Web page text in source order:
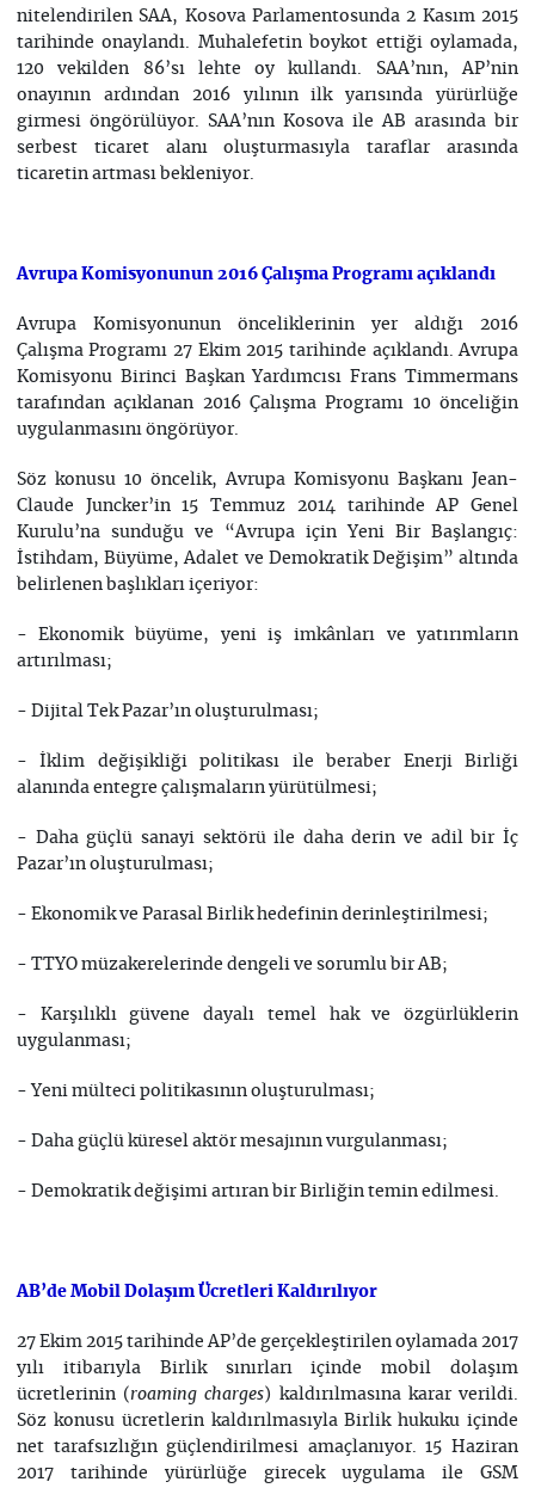
nitelendirilen SAA, Kosova Parlamentosunda 2 Kasım 2015
tarihinde onaylandı. Muhalefetin boykot ettiği oylamada,
120 vekilden 86’sı lehte oy kullandı. SAA’nın, AP’nin
onayının ardından 2016 yılının ilk yarısında yürürlüğe
girmesi öngörülüyor. SAA’nın Kosova ile AB arasında bir
serbest ticaret alanı oluşturmasıyla taraflar arasında
ticaretin artması bekleniyor.
Avrupa Komisyonunun 2016 Çalışma Programı açıklandı
Avrupa Komisyonunun önceliklerinin yer aldığı 2016
Çalışma Programı 27 Ekim 2015 tarihinde açıklandı. Avrupa
Komisyonu Birinci Başkan Yardımcısı Frans Timmermans
tarafından açıklanan 2016 Çalışma Programı 10 önceliğin
uygulanmasını öngörüyor.
Söz konusu 10 öncelik, Avrupa Komisyonu Başkanı Jean-
Claude Juncker’in 15 Temmuz 2014 tarihinde AP Genel
Kurulu’na sunduğu ve “Avrupa için Yeni Bir Başlangıç:
İstihdam, Büyüme, Adalet ve Demokratik Değişim” altında
belirlenen başlıkları içeriyor:
- Ekonomik büyüme, yeni iş imkânları ve yatırımların
artırılması;
- Dijital Tek Pazar’ın oluşturulması;
- İklim değişikliği politikası ile beraber Enerji Birliği
alanında entegre çalışmaların yürütülmesi;
- Daha güçlü sanayi sektörü ile daha derin ve adil bir İç
Pazar’ın oluşturulması;
- Ekonomik ve Parasal Birlik hedefinin derinleştirilmesi;
- TTYO müzakerelerinde dengeli ve sorumlu bir AB;
- Karşılıklı güvene dayalı temel hak ve özgürlüklerin
uygulanması;
- Yeni mülteci politikasının oluşturulması;
- Daha güçlü küresel aktör mesajının vurgulanması;
- Demokratik değişimi artıran bir Birliğin temin edilmesi.
AB’de Mobil Dolaşım Ücretleri Kaldırılıyor
27 Ekim 2015 tarihinde AP’de gerçekleştirilen oylamada 2017
yılı itibarıyla Birlik sınırları içinde mobil dolaşım
ücretlerinin ( roaming charges) kaldırılmasına karar verildi.
Söz konusu ücretlerin kaldırılmasıyla Birlik hukuku içinde
net tarafsızlığın güçlendirilmesi amaçlanıyor. 15 Haziran
2017 tarihinde yürürlüğe girecek uygulama ile GSM